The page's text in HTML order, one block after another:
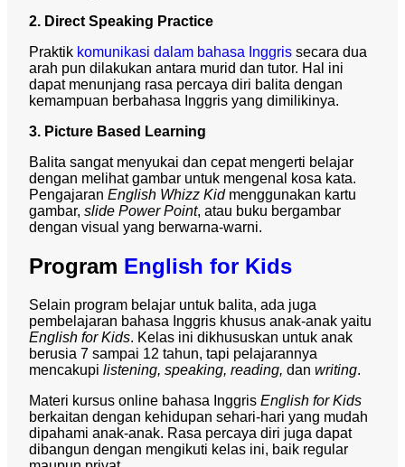
2. Direct Speaking Practice
Praktik komunikasi dalam bahasa Inggris secara dua
arah pun dilakukan antara murid dan tutor. Hal ini
dapat menunjang rasa percaya diri balita dengan
kemampuan berbahasa Inggris yang dimilikinya.
3. Picture Based Learning
Balita sangat menyukai dan cepat mengerti belajar
dengan melihat gambar untuk mengenal kosa kata.
Pengajaran English Whizz Kid menggunakan kartu
gambar, slide Power Point, atau buku bergambar
dengan visual yang berwarna-warni.
Program English for Kids
Selain program belajar untuk balita, ada juga
pembelajaran bahasa Inggris khusus anak-anak yaitu
English for Kids. Kelas ini dikhususkan untuk anak
berusia 7 sampai 12 tahun, tapi pelajarannya
mencakupi listening, speaking, reading, dan writing.
Materi kursus online bahasa Inggris English for Kids
berkaitan dengan kehidupan sehari-hari yang mudah
dipahami anak-anak. Rasa percaya diri juga dapat
dibangun dengan mengikuti kelas ini, baik regular